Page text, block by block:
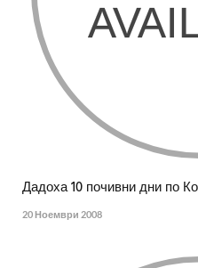
Дадоха 10 почивни дни по
20 Ноември 2008